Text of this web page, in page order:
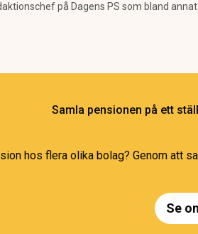
på Dagens PS som bland
Samla pensionen på ett
hos flera olika bolag? Genom att
Se